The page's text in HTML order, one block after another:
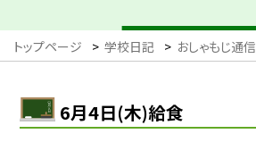
トップページ > 学校日記 > おしゃもじ通信
6月4日(木)給食